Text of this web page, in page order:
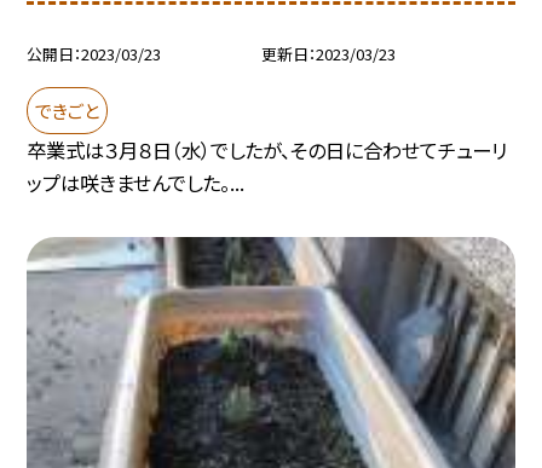
公開日 2023/03/23 更新日 2023/03/23
できごと
卒業式は３月８日（水）でしたが、その日に合わせてチューリ
ップは咲きませんでした。...